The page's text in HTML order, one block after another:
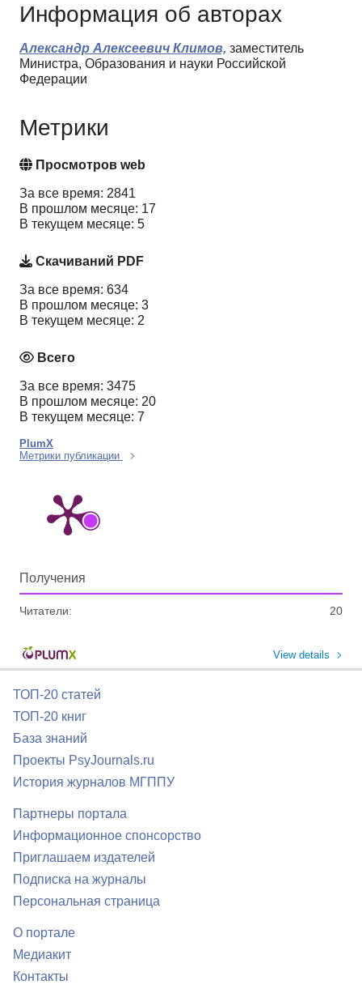
Информация об авторах
Александр Алексеевич Климов, заместитель
Министра, Образования и науки Российской
Федерации
Метрики
Просмотров web
За все время: 2841
В прошлом месяце: 17
В текущем месяце: 5
Скачиваний PDF
За все время: 634
В прошлом месяце: 3
В текущем месяце: 2
Всего
За все время: 3475
В прошлом месяце: 20
В текущем месяце: 7
PlumX
Метрики публикации
Получения
Читатели: 20
View details
ТОП-20 статей
ТОП-20 книг
База знаний
Проекты PsyJournals.ru
История журналов МГППУ
Партнеры портала
Информационное спонсорство
Приглашаем издателей
Подписка на журналы
Персональная страница
О портале
Медиакит
Контакты